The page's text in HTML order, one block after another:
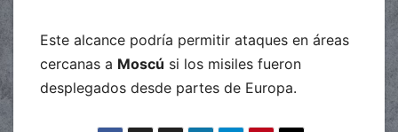
Este alcance podría permitir ataques en áreas
cercanas a Moscú si los misiles fueron
desplegados desde partes de Europa.